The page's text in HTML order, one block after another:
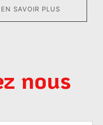
EN SAVOIR PLUS
nous